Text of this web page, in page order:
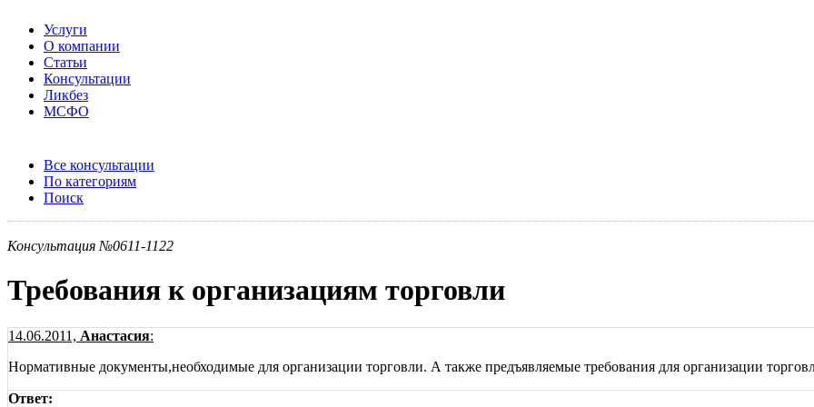
Услуги
О компании
Статьи
Консультации
Ликбез
МСФО
Все консультации
По категориям
Поиск
Консультация №0611-1122
Требования к организациям торговли
14.06.2011, Анастасия:
Нормативные документы,необходимые для организации торговли. А также предъявляемые требования для организации
Ответ: